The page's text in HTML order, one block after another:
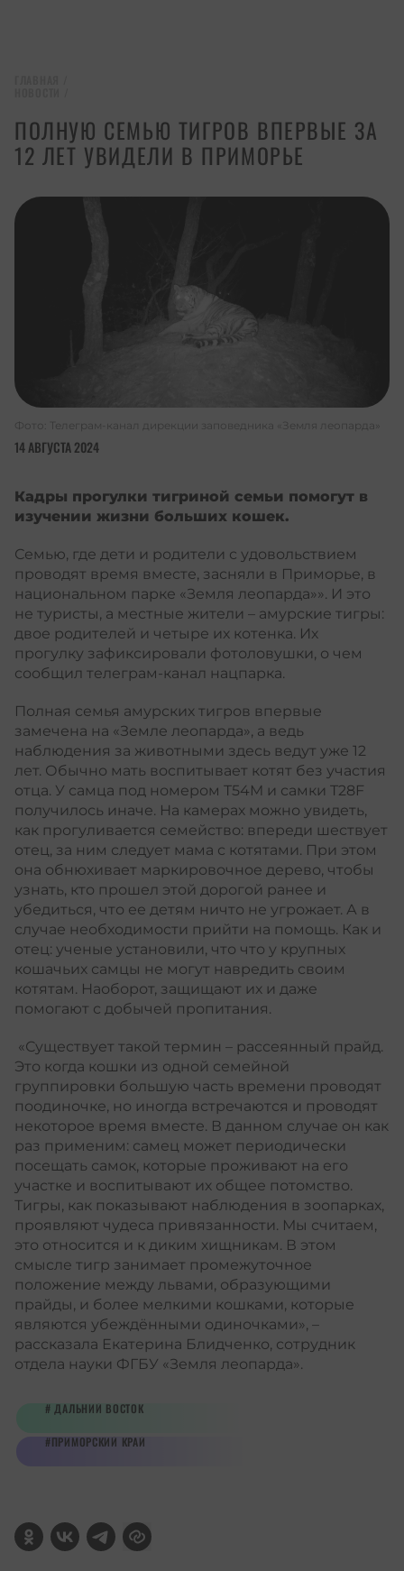
ПОЛНУЮ СЕМЬЮ ТИГРОВ ВПЕРВЫЕ ЗА
12 ЛЕТ УВИДЕЛИ В ПРИМОРЬЕ
14 АВГУСТА 2024
Фото: Т елеграм-канал дирекции заповедника «Земля леопарда»
Кадры прогулки тигриной семьи помогут в
изучении жизни больших кошек.
Семью, где дети и родители с удовольствием
проводят время вместе, засняли в Приморье, в
национальном парке «Земля леопарда»». И это
не туристы, а местные жители – амурские тигры:
двое родителей и четыре их котенка. Их
прогулку зафиксировали фотоловушки, о чем
сообщил телеграм-канал нацпарка.
Полная семья амурских тигров впервые
замечена на «Земле леопарда», а ведь
наблюдения за животными здесь ведут уже 12
лет. Обычно мать воспитывает котят без участия
отца. У самца под номером T54M и самки T28F
получилось иначе. На камерах можно увидеть,
как прогуливается семейство: впереди шествует
отец, за ним следует мама с котятами. При этом
она обнюхивает маркировочное дерево, чтобы
узнать, кто прошел этой дорогой ранее и
убедиться, что ее детям ничто не угрожает. А в
случае необходимости прийти на помощь. Как и
отец: ученые установили, что что у крупных
кошачьих самцы не могут навредить своим
котятам. Наоборот, защищают их и даже
помогают с добычей пропитания.
«Существует такой термин – рассеянный прайд.
Это когда кошки из одной семейной
группировки большую часть времени проводят
поодиночке, но иногда встречаются и проводят
некоторое время вместе. В данном случае он как
раз применим: самец может периодически
посещать самок, которые проживают на его
участке и воспитывают их общее потомство.
Тигры, как показывают наблюдения в зоопарках,
проявляют чудеса привязанности. Мы считаем,
это относится и к диким хищникам. В этом
смысле тигр занимает промежуточное
положение между львами, образующими
прайды, и более мелкими кошками, которые
являются убеждёнными одиночками», –
рассказала Екатерина Блидченко, сотрудник
отдела науки ФГБУ «Земля леопарда».
ДАЛЬНИЙ ВОСТОК
ПРИМОРСКИЙ КРАЙ